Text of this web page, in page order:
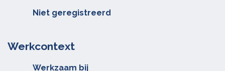
Niet geregistreerd
Werkcontext
Werkzaam bij